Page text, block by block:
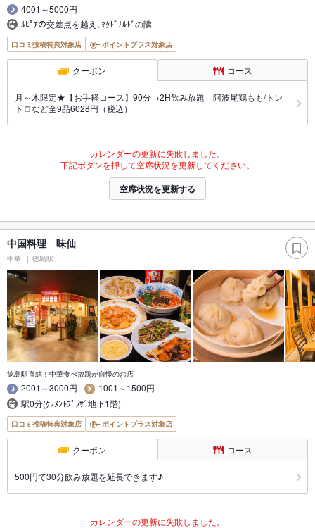
4001～5000円
ﾙﾋﾟｱの交差点を越え､ﾏｸﾄﾞﾅﾙﾄﾞの隣
口コミ投稿特典対象店 ポイントプラス対象店
クーポン コース
月～木限定★【お手軽コース】90分→2H飲み放題 阿波尾鶏もも/トン
トロなど全9品6028円（税込）
カレンダーの更新に失敗しました。
下記ボタンを押して空席状況を更新してください。
空席状況を更新する
中国料理 味仙
中華 徳島駅
徳島駅直結！中華食べ放題が自慢のお店
2001～3000円
1001～1500円
駅0分(ｸﾚﾒﾝﾄﾌﾟﾗｻﾞ地下1階)
口コミ投稿特典対象店 ポイントプラス対象店
クーポン コース
500円で30分飲み放題を延長できます♪
カレンダーの更新に失敗しました。